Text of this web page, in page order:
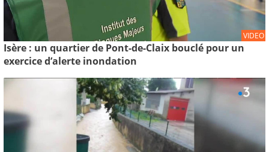
VIDEO
Isère : un quartier de Pont-de-Claix bouclé pour un
exercice d’alerte inondation